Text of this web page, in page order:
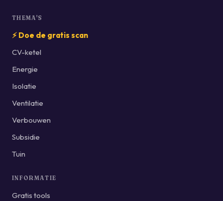
THEMA'S
⚡ Doe de gratis scan
CV-ketel
Energie
Isolatie
Ventilatie
Verbouwen
Subsidie
Tuin
INFORMATIE
Gratis tools